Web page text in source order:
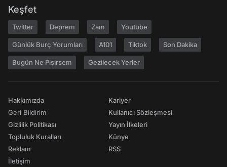
Keşfet
Twitter Deprem Zam Youtube
Günlük Burç Yorumları A101 Tiktok Son Dakika
Bugün Ne Pişirsem Gezilecek Yerler
Hakkımızda
Geri Bildirim
Gizlilik Politikası
Topluluk Kuralları
Reklam
İletişim
Kariyer
Kullanıcı Sözleşmesi
Yayın İlkeleri
Künye
RSS